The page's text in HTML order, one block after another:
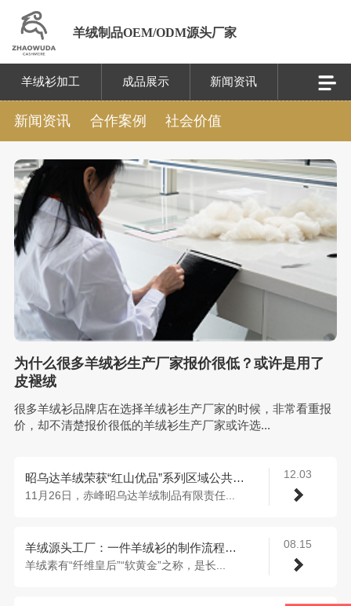
羊绒制品OEM/ODM源头厂家
羊绒衫加工 成品展示 新闻资讯
新闻资讯 合作案例 社会价值
为什么很多羊绒衫生产厂家报价很低？或许是用了
皮褪绒
很多羊绒衫品牌店在选择羊绒衫生产厂家的时候，非常看重报
价，却不清楚报价很低的羊绒衫生产厂家或许选...
12.03
昭乌达羊绒荣获“红山优品”系列区域公共品牌授权
11月26日，赤峰昭乌达羊绒制品有限责任...
08.15
羊绒源头工厂：一件羊绒衫的制作流程（三）
羊绒素有“纤维皇后”“软黄金”之称，是长...